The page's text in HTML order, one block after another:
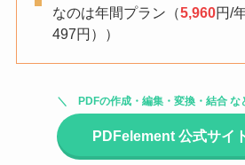
なのは年間プラン（5,960円/
497円））
PDFの作成・編集・変換・結合 な
PDFelement 公式サイ